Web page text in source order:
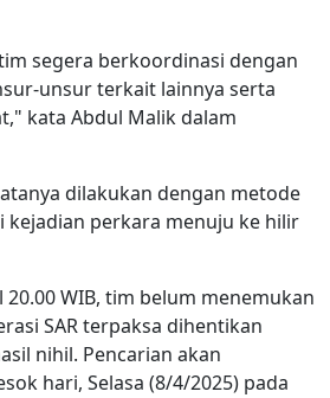
segera berkoordinasi dengan
unsur terkait lainnya serta
kata Abdul Malik dalam
dilakukan dengan metode
kejadian perkara menuju ke hilir
WIB, tim belum menemukan
SAR terpaksa dihentikan
nihil. Pencarian akan
hari, Selasa (8/4/2025) pada